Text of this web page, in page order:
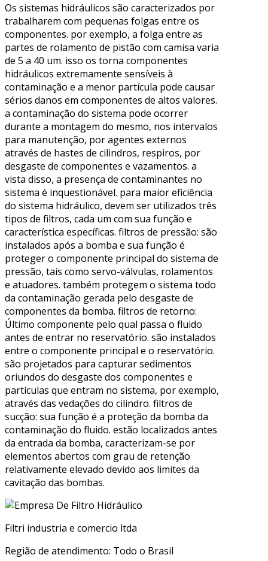
Os sistemas hidráulicos são caracterizados por
trabalharem com pequenas folgas entre os
componentes. por exemplo, a folga entre as
partes de rolamento de pistão com camisa varia
de 5 a 40 um. isso os torna componentes
hidráulicos extremamente sensíveis à
contaminação e a menor partícula pode causar
sérios danos em componentes de altos valores.
a contaminação do sistema pode ocorrer
durante a montagem do mesmo, nos intervalos
para manutenção, por agentes externos
através de hastes de cilindros, respiros, por
desgaste de componentes e vazamentos. a
vista disso, a presença de contaminantes no
sistema é inquestionável. para maior eficiência
do sistema hidráulico, devem ser utilizados três
tipos de filtros, cada um com sua função e
característica específicas. filtros de pressão: são
instalados após a bomba e sua função é
proteger o componente principal do sistema de
pressão, tais como servo-válvulas, rolamentos
e atuadores. também protegem o sistema todo
da contaminação gerada pelo desgaste de
componentes da bomba. filtros de retorno:
Último componente pelo qual passa o fluido
antes de entrar no reservatório. são instalados
entre o componente principal e o reservatório.
são projetados para capturar sedimentos
oriundos do desgaste dos componentes e
partículas que entram no sistema, por exemplo,
através das vedações do cilindro. filtros de
sucção: sua função é a proteção da bomba da
contaminação do fluido. estão localizados antes
da entrada da bomba, caracterizam-se por
elementos abertos com grau de retenção
relativamente elevado devido aos limites da
cavitação das bombas.
Filtri industria e comercio ltda
Região de atendimento: Todo o Brasil